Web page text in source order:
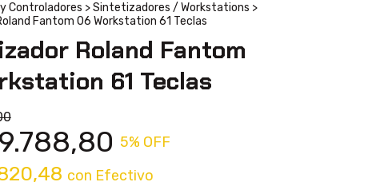
Controladores >Sintetizadores / Workstations >
Fantom 06 Workstation 61 Teclas
Roland Fantom
61 Teclas
5% OFF
con Efectivo